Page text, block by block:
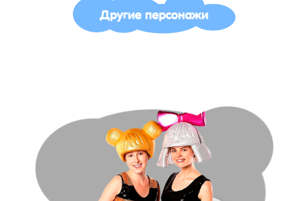
Другие персонажи